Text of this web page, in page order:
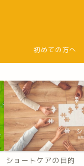
初めての方へ
ショートケアの目的